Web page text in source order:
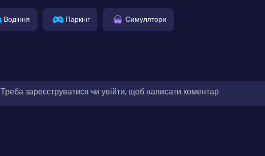
Водіння Паркінг Симулятори
Треба зареєструватися чи увійти, щоб написати коментар